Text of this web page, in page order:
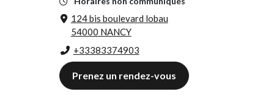
124 bis boulevard lobau
54000 NANCY
+33383374903
Prenez un rendez-vous